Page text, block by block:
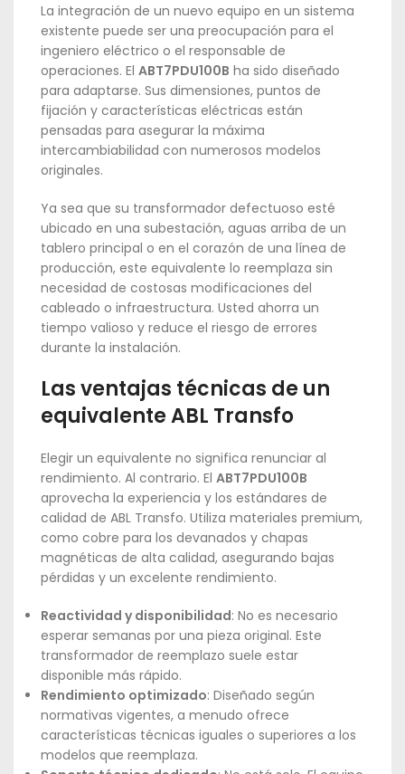
La integración de un nuevo equipo en un sistema
existente puede ser una preocupación para el
ingeniero eléctrico o el responsable de
operaciones. El ABT7PDU100B ha sido diseñado
para adaptarse. Sus dimensiones, puntos de
fijación y características eléctricas están
pensadas para asegurar la máxima
intercambiabilidad con numerosos modelos
originales.
Ya sea que su transformador defectuoso esté
ubicado en una subestación, aguas arriba de un
tablero principal o en el corazón de una línea de
producción, este equivalente lo reemplaza sin
necesidad de costosas modificaciones del
cableado o infraestructura. Usted ahorra un
tiempo valioso y reduce el riesgo de errores
durante la instalación.
Las ventajas técnicas de un
equivalente ABL Transfo
Elegir un equivalente no significa renunciar al
rendimiento. Al contrario. El ABT7PDU100B
aprovecha la experiencia y los estándares de
calidad de ABL Transfo. Utiliza materiales premium,
como cobre para los devanados y chapas
magnéticas de alta calidad, asegurando bajas
pérdidas y un excelente rendimiento.
Reactividad y disponibilidad: No es necesario
esperar semanas por una pieza original. Este
transformador de reemplazo suele estar
disponible más rápido.
Rendimiento optimizado: Diseñado según
normativas vigentes, a menudo ofrece
características técnicas iguales o superiores a los
modelos que reemplaza.